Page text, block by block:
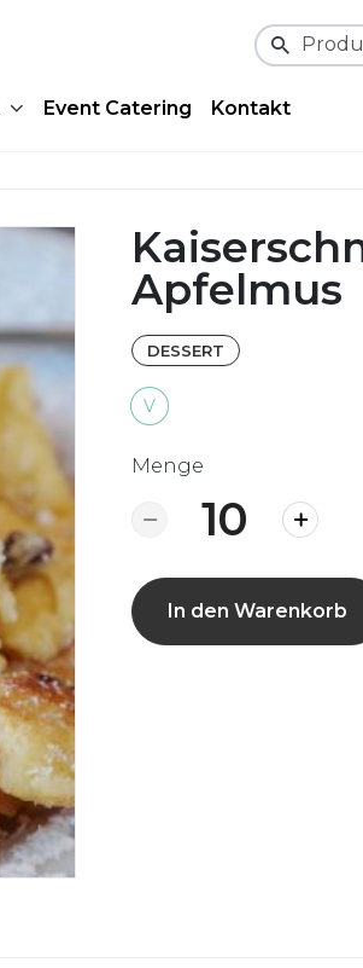
Event Catering Kontakt
Apfelmus
DESSERT
V
Menge
In den Warenkorb